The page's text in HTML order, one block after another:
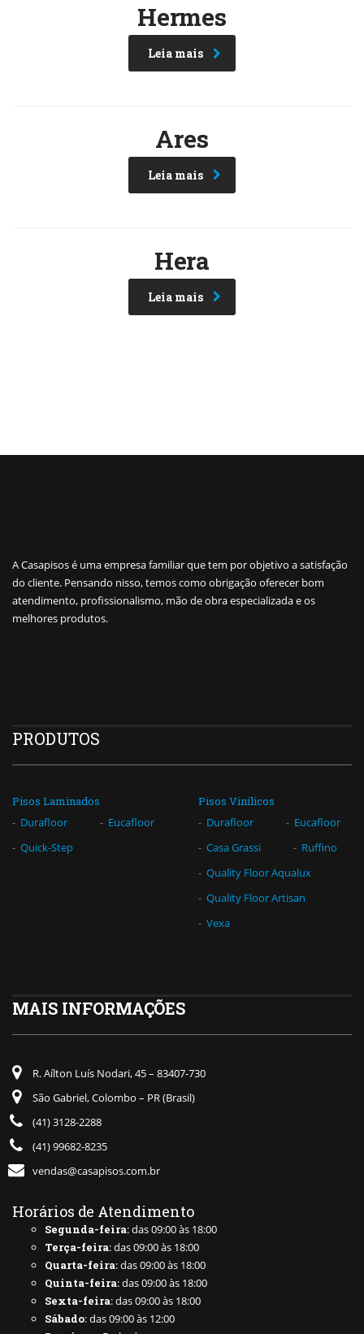
Hermes
Leia mais
Ares
Leia mais
Hera
Leia mais
A Casapisos é uma empresa familiar que tem por objetivo a satisfação
do cliente. Pensando nisso, temos como obrigação oferecer bom
atendimento, profissionalismo, mão de obra especializada e os
melhores produtos.
PRODUTOS
Pisos Laminados
Durafloor
Eucafloor
Quick-Step
Pisos Vinílicos
Durafloor
Eucafloor
Casa Grassi
Ruffino
Quality Floor Aqualux
Quality Floor Artisan
Vexa
MAIS INFORMAÇÕES
R. Aílton Luís Nodari, 45 – 83407-730
São Gabriel, Colombo – PR (Brasil)
(41) 3128-2288
(41) 99682-8235
vendas@casapisos.com.br
Horários de Atendimento
Segunda-feira: das 09:00 às 18:00
Terça-feira: das 09:00 às 18:00
Quarta-feira: das 09:00 às 18:00
Quinta-feira: das 09:00 às 18:00
Sexta-feira: das 09:00 às 18:00
Sábado: das 09:00 às 12:00